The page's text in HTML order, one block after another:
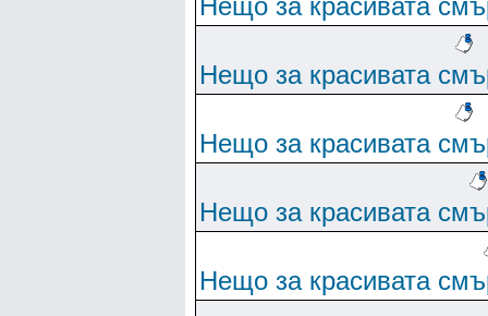
Нещо за красивата
Нещо за красивата
Нещо за красивата
Нещо за красивата
Нещо за красивата